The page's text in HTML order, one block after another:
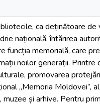
ca deținătoare
națională, întărirea
funcția memorială, care
noilor generații.
promovarea
„Memoria Moldovei”,
și arhive. Pentru